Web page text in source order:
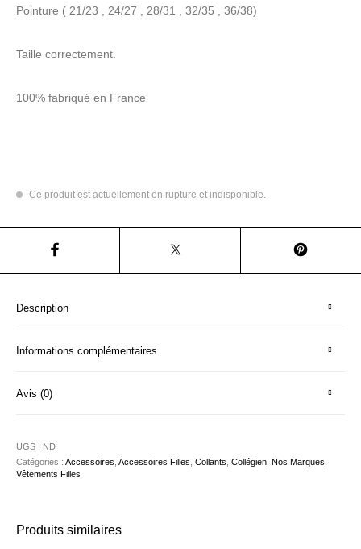
Pointure ( 21/23 , 24/27 , 28/31 , 32/35 , 36/38)
Taille correctement.
100% fabriqué en France
Ce produit est actuellement en rupture et indisponible.
Description
Informations complémentaires
Avis (0)
UGS : ND
Catégories :Accessoires ,Accessoires Filles ,Collants ,Collégien ,Nos Marques
Vêtements Filles
Produits similaires